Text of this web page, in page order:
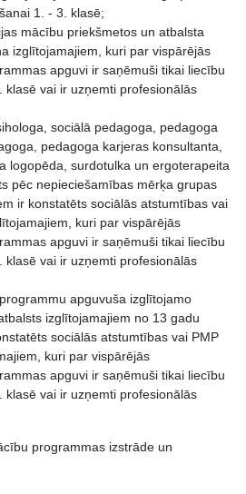
1. - 3. klasē;
mācību priekšmetos un atbalsta
izglītojamajiem, kuri par vispārējās
apguvi ir saņēmuši tikai liecību
klasē vai ir uzņemti profesionālās
sociālā pedagoga, pedagoga
pedagoga karjeras konsultanta,
logopēda, surdotulka un ergoterapeita
pēc nepieciešamības mērķa grupas
ir konstatēts sociālās atstumtības vai
kuri par vispārējās
apguvi ir saņēmuši tikai liecību
klasē vai ir uzņemti profesionālās
apguvuša izglītojamo
izglītojamajiem no 13 gadu
sociālās atstumtības vai PMP
kuri par vispārējās
apguvi ir saņēmuši tikai liecību
klasē vai ir uzņemti profesionālās
programmas izstrāde un